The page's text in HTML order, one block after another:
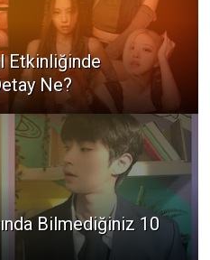
Etkinliğinde
Ne?
Bilmediğiniz 10